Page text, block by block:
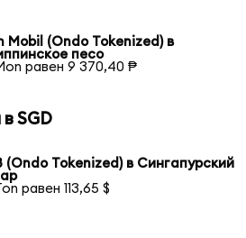
Mobil (Ondo Tokenized) в
песо
равен 9 370,40 ₱
SGD
(Ondo Tokenized) в Сингапурский
равен 113,65 $